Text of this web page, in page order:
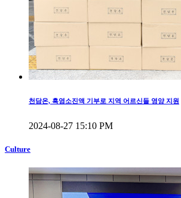
천담온, 흑염소진액 기부로 지역 어르신들 영양 지원
2024-08-27 15:10 PM
Culture